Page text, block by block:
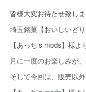
皆様大変お待たせ致しま
埼玉銘菓【おいしいど
【あっち's mods】様よ
月に一度のお楽しみが
そして今回は、販売以